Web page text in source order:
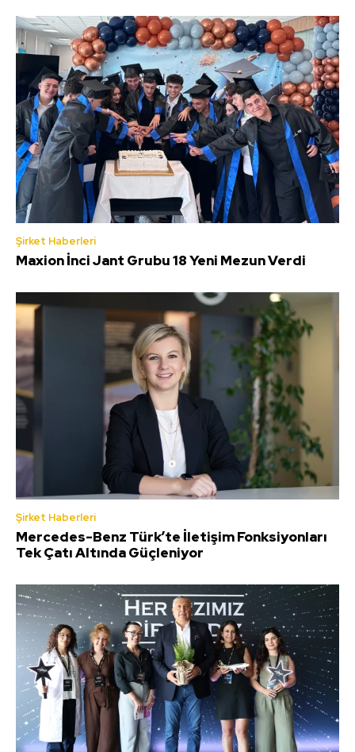
Şirket Haberleri
Maxion İnci Jant Grubu 18 Yeni Mezun Verdi
Şirket Haberleri
Mercedes-Benz Türk’te İletişim Fonksiyonları
Tek Çatı Altında Güçleniyor